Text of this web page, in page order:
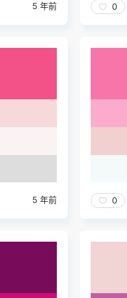
5 年前 0
5 年前 0